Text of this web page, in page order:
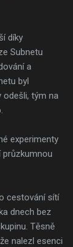
díky
Subnetu
a
byl
odešli, tým na
experimenty
cestování sítí
dnech bez
Těsně
nalezl esenci